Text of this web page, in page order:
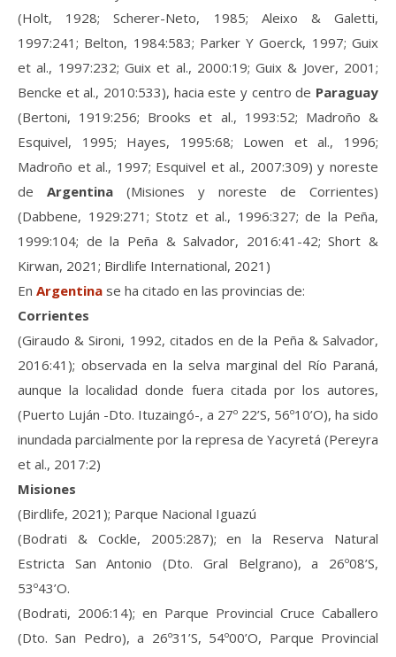
(Holt, 1928; Scherer-Neto, 1985; Aleixo & Galetti,
1997:241; Belton, 1984:583; Parker Y Goerck, 1997; Guix
et al., 1997:232; Guix et al., 2000:19; Guix & Jover, 2001;
Bencke et al., 2010:533), hacia este y centro de Paraguay
(Bertoni, 1919:256; Brooks et al., 1993:52; Madroño &
Esquivel, 1995; Hayes, 1995:68; Lowen et al., 1996;
Madroño et al., 1997; Esquivel et al., 2007:309) y noreste
de Argentina (Misiones y noreste de Corrientes)
(Dabbene, 1929:271; Stotz et al., 1996:327; de la Peña,
1999:104; de la Peña & Salvador, 2016:41-42; Short &
Kirwan, 2021; Birdlife International, 2021)
En Argentina se ha citado en las provincias de:
Corrientes
(Giraudo & Sironi, 1992, citados en de la Peña & Salvador,
2016:41); observada en la selva marginal del Río Paraná,
aunque la localidad donde fuera citada por los autores,
(Puerto Luján -Dto. Ituzaingó-, a 27º 22’S, 56º10’O), ha sido
inundada parcialmente por la represa de Yacyretá (Pereyra
et al., 2017:2)
Misiones
(Birdlife, 2021); Parque Nacional Iguazú
(Bodrati & Cockle, 2005:287); en la Reserva Natural
Estricta San Antonio (Dto. Gral Belgrano), a 26º08’S,
53º43’O.
(Bodrati, 2006:14); en Parque Provincial Cruce Caballero
(Dto. San Pedro), a 26º31’S, 54º00’O, Parque Provincial